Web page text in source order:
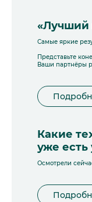
«Лучший
Самые яркие
Представьте
Ваши партнёры
Какие
уже есть
Осмотрели